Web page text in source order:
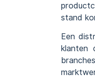
stand
Een
klanten